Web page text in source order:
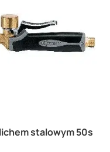
stalowym 50s